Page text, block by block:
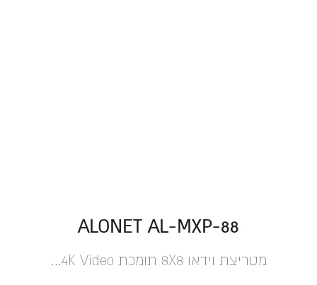
ALONET AL-MXP-88
מטריצת וידאו 8X8 תומכת 4K Video...